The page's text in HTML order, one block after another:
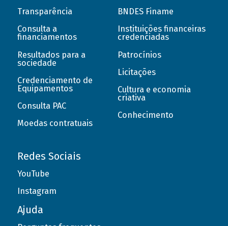
Transparência
Consulta a
financiamentos
Resultados para a
sociedade
Credenciamento de
Equipamentos
Consulta PAC
Moedas contratuais
BNDES Finame
Instituições financeiras
credenciadas
Patrocínios
Licitações
Cultura e economia
criativa
Conhecimento
Redes Sociais
YouTube
Instagram
Ajuda